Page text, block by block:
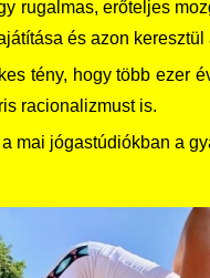
rugalmas, erőteljes
és azon
tény, hogy több ezer
racionalizmust is.
mai jógastúdiókban a